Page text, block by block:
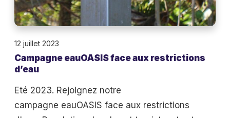
i
n
e
C
i
e
a
u
O
A
S
I
12 juillet 2023
Campagne eauOASIS face aux restrictions
d’eau
Eté 2023. Rejoignez notre
campagne eauOASIS face aux restrictions